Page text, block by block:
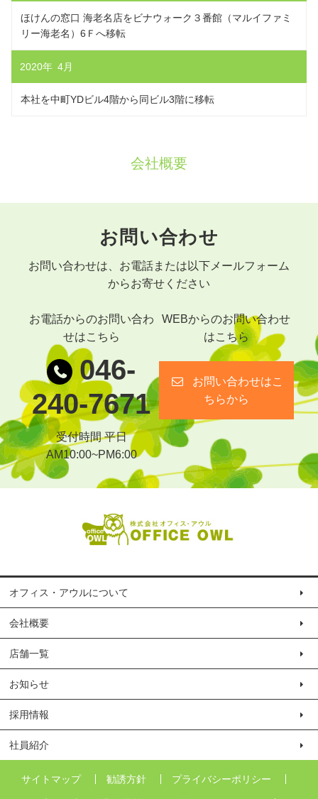
ほけんの窓口 海老名店をビナウォーク３番館（マルイファミ
リー海老名）6Ｆへ移転
2020年 4月
本社を中町YDビル4階から同ビル3階に移転
会社概要
お問い合わせ
お問い合わせは、お電話または以下メールフォーム
からお寄せください
お電話からのお問い合わ
せはこちら
046-
240-7671
受付時間 平日
AM10:00~PM6:00
WEBからのお問い合わせ
はこちら
お問い合わせはこ
ちらから
オフィス・アウルについて
会社概要
店舗一覧
お知らせ
採用情報
社員紹介
サイトマップ 勧誘方針 プライバシーポリシー